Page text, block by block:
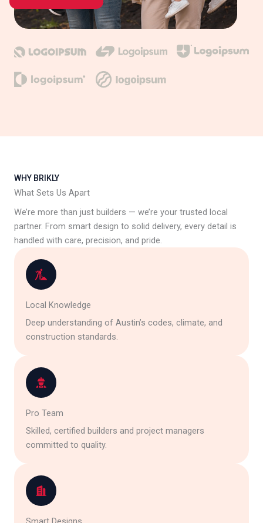
Local Knowledge
Deep understanding of Austin’s codes, climate, and
construction standards.
Pro Team
Skilled, certified builders and project managers
committed to quality.
WHY BRIKLY
What Sets Us Apart
We’re more than just builders — we’re your trusted local
partner. From smart design to solid delivery, every detail is
handled with care, precision, and pride.